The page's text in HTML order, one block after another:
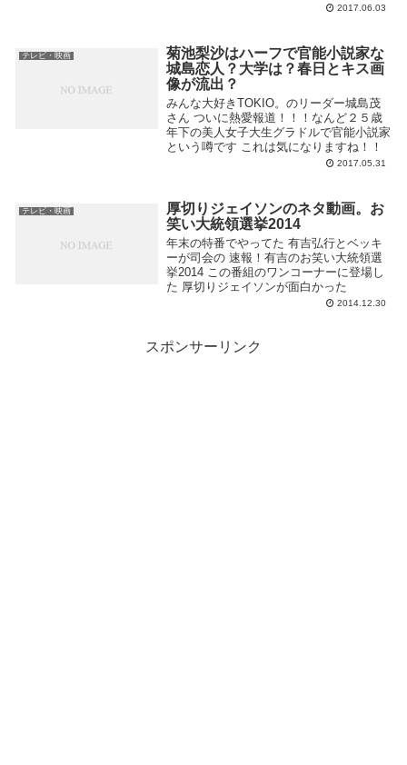
2017.06.03
テレビ・映画
菊池梨沙はハーフで官能小説家な
城島恋人？大学は？春日とキス画
像が流出？
みんな大好きTOKIO。のリーダー城島茂
さん ついに熱愛報道！！！なんど２５歳
年下の美人女子大生グラドルで官能小説家
という噂です これは気になりますね！！
2017.05.31
テレビ・映画
厚切りジェイソンのネタ動画。お
笑い大統領選挙2014
年末の特番でやってた 有吉弘行とベッキ
ーが司会の 速報！有吉のお笑い大統領選
挙2014 この番組のワンコーナーに登場し
た 厚切りジェイソンが面白かった
2014.12.30
スポンサーリンク